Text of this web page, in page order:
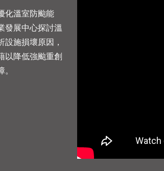
化溫室防颱能
發展中心探討溫
設施損壞原因，
以降低強颱重創